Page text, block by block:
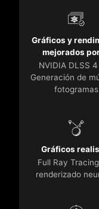
Gráficos y
mejorados
NVIDIA DLSS
Generación de
fotogramas
Gráficos
Full Ray
renderizado